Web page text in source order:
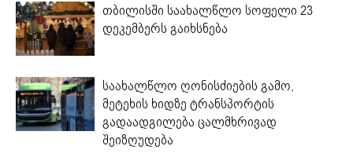
თბილისში საახალწლო სოფელი 23
დეკემბერს გაიხსნება
საახალწლო ღონისძიების გამო,
მეტეხის ხიდზე ტრანსპორტის
გადაადგილება ცალმხრივად
შეიზღუდება